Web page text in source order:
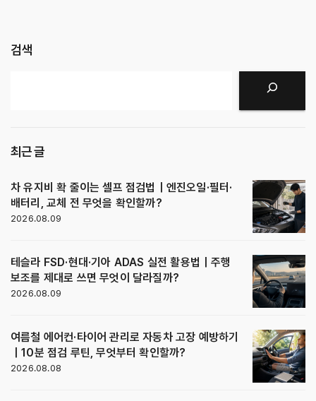
검색
최근 글
차 유지비 확 줄이는 셀프 점검법｜엔진오일·필터·
배터리, 교체 전 무엇을 확인할까?
2026.08.09
테슬라 FSD·현대·기아 ADAS 실전 활용법｜주행
보조를 제대로 쓰면 무엇이 달라질까?
2026.08.09
여름철 에어컨·타이어 관리로 자동차 고장 예방하기
｜10분 점검 루틴, 무엇부터 확인할까?
2026.08.08